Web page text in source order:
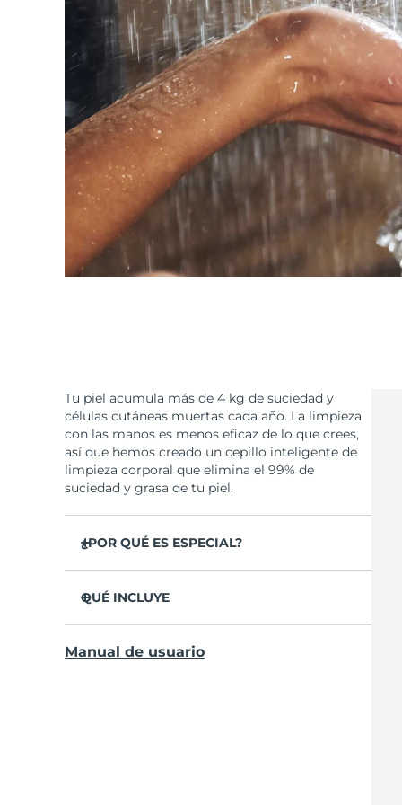
Tu piel acumula más de 4 kg de suciedad y
células cutáneas muertas cada año. La limpieza
con las manos es menos eficaz de lo que crees,
así que hemos creado un cepillo inteligente de
limpieza corporal que elimina el 99% de
suciedad y grasa de tu piel.
¿POR QUÉ ES ESPECIAL?
nylon.
Limpia profundamente la piel para reducir las
QUÉ INCLUYE
Cable de carga USB
Manual de usuario